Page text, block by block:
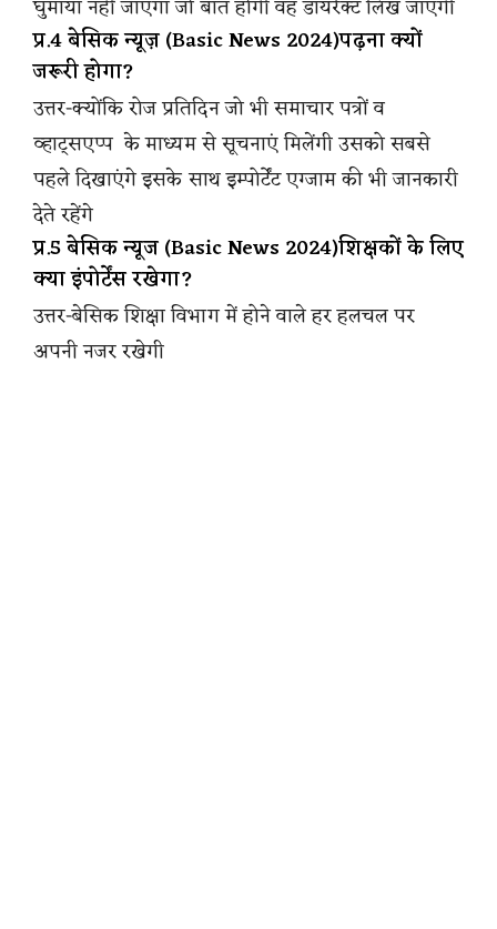
घुमाया नहीं जाएगा जो बात होगी वह डायरेक्ट लिख जाएगी
प्र.4 बेसिक न्यूज़ (Basic News 2024)पढ़ना क्यों
जरूरी होगा?
उत्तर-क्योंकि रोज प्रतिदिन जो भी समाचार पत्रों व
व्हाट्सएप्प के माध्यम से सूचनाएं मिलेंगी उसको सबसे
पहले दिखाएंगे इसके साथ इम्पोर्टेंट एग्जाम की भी जानकारी
देते रहेंगे
प्र.5 बेसिक न्यूज (Basic News 2024)शिक्षकों के लिए
क्या इंपोर्टेंस रखेगा?
उत्तर-बेसिक शिक्षा विभाग में होने वाले हर हलचल पर
अपनी नजर रखेगी